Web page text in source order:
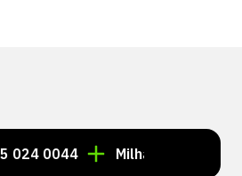
Milhares de artigos